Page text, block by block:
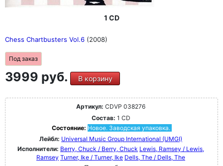
1 CD
Chess Chartbusters Vol.6 (2008)
Под заказ
3999 руб. В корзину
Артикул: CDVP 038276
Состав: 1 CD
Состояние: Новое. Заводская упаковка.
Лейбл: Universal Music Group International (UMGI)
Исполнители: Berry, Chuck / Berry, Chuck Lewis, Ramsey / Lewis,
Ramsey Turner, Ike / Turner, Ike Dells, The / Dells, The